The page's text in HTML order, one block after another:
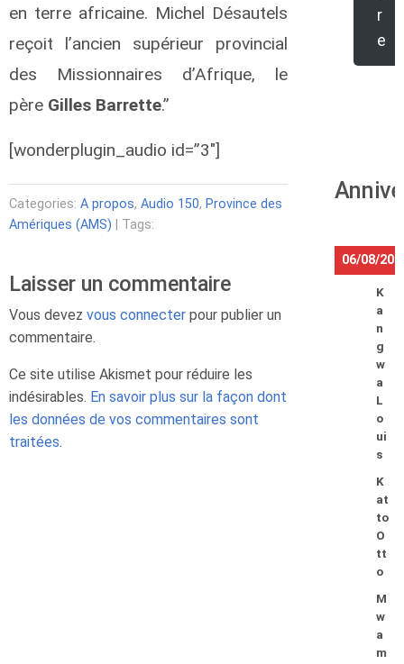
en terre africaine. Michel Désautels
reçoit l’ancien supérieur provincial
des Missionnaires d’Afrique, le
père Gilles Barrette.”
[wonderplugin_audio id=”3″]
Categories: A propos, Audio 150, Province des
Amériques (AMS) | Tags:
Laisser un commentaire
Vous devez vous connecter pour publier un
commentaire.
Ce site utilise Akismet pour réduire les
indésirables. En savoir plus sur la façon dont
les données de vos commentaires sont
traitées.
r
e
06/08/
K
a
n
g
w
a
L
o
ui
s
K
at
to
O
tt
o
M
w
a
m